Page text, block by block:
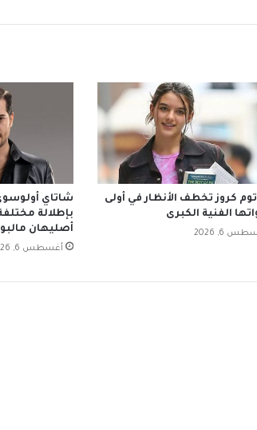
توم كروز تخطف الأنظار في أولى
الفنية الكبرى
6, 2026
شاتاي
بإطلالة
أصليهان
أغسطس 6, 2026